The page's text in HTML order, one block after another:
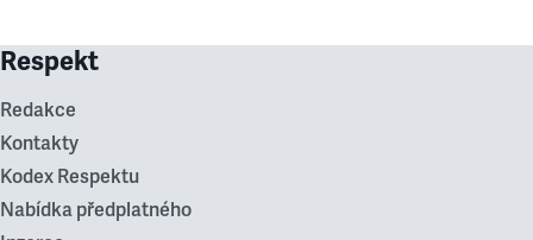
Respekt
Redakce
Kontakty
Kodex Respektu
Nabídka předplatného